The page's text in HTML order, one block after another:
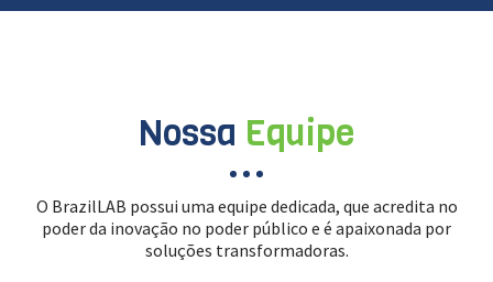
Nossa Equipe
O BrazilLAB possui uma equipe dedicada, que acredita no
poder da inovação no poder público e é apaixonada por
soluções transformadoras.